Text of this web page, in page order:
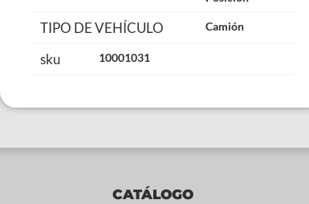
TIPO DE VEHÍCULO Camión
sku 10001031
CATÁLOGO